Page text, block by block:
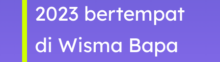
2023 bertempat
di Wisma Bapa